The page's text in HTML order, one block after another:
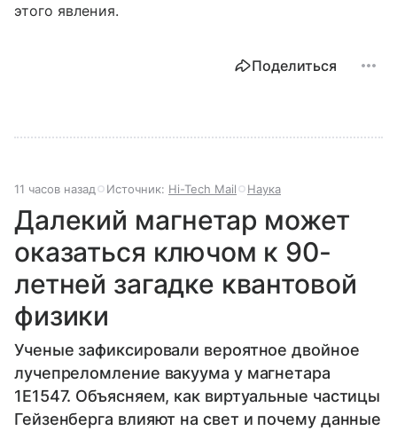
этого явления.
Поделиться
11 часов назад Источник: Hi-Tech Mail Наука
Далекий магнетар может
оказаться ключом к 90-
летней загадке квантовой
физики
Ученые зафиксировали вероятное двойное
лучепреломление вакуума у магнетара
1E1547. Объясняем, как виртуальные частицы
Гейзенберга влияют на свет и почему данные